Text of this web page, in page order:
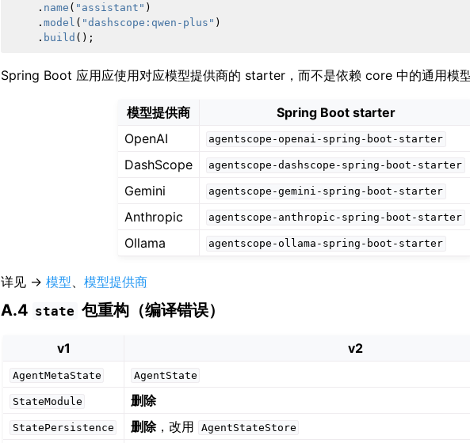
. name ( "assistant" )
. model ( "dashscope:qwen-plus" )
. build ();
Spring Boot 应用应使用对应模型提供商的 starter，而不是依赖 core 中的通用模型
模型提供商
Spring Boot starter
OpenAI
agentscope-openai-spring-boot-starter
DashScope agentscope-dashscope-spring-boot-starter
Gemini agentscope-gemini-spring-boot-starter
Anthropic agentscope-anthropic-spring-boot-starter
Ollama agentscope-ollama-spring-boot-starter
详见 → 模型 模型提供商
A.4 state 包重构（编译错误）
v1 v2
AgentMetaState AgentState
StateModule 删除
StatePersistence 删除，改用 AgentStateStore